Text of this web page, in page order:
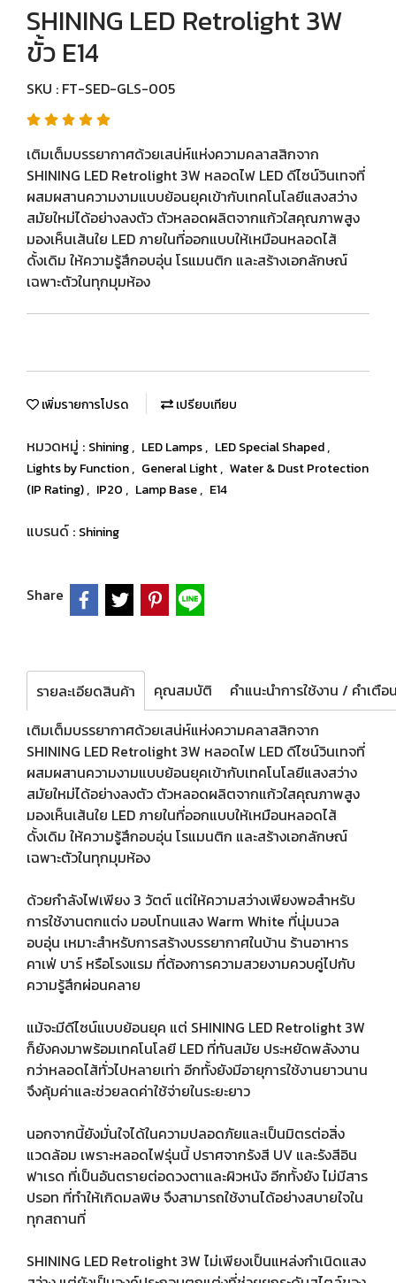
SHINING LED Retrolight 3W
ขั้ว E14
SKU : FT-SED-GLS-005
เติมเต็มบรรยากาศด้วยเสน่ห์แห่งความคลาสสิกจาก
SHINING LED Retrolight 3W หลอดไฟ LED ดีไซน์วินเทจที่
ผสมผสานความงามแบบย้อนยุคเข้ากับเทคโนโลยีแสงสว่าง
สมัยใหม่ได้อย่างลงตัว ตัวหลอดผลิตจากแก้วใสคุณภาพสูง
มองเห็นเส้นใย LED ภายในที่ออกแบบให้เหมือนหลอดไส้
ดั้งเดิม ให้ความรู้สึกอบอุ่น โรแมนติก และสร้างเอกลักษณ์
เฉพาะตัวในทุกมุมห้อง
เพิ่มรายการโปรด เปรียบเทียบ
หมวดหมู่ : Shining, LED Lamps, LED Special Shaped,
Lights by Function, General Light, Water & Dust Protection
(IP Rating), IP20 , Lamp Base, E14
แบรนด์ : Shining
Share
รายละเอียดสินค้า
คุณสมบัติ
เติมเต็มบรรยากาศด้วยเสน่ห์แห่งความคลาสสิกจาก
SHINING LED Retrolight 3W หลอดไฟ LED ดีไซน์วินเทจที่
ผสมผสานความงามแบบย้อนยุคเข้ากับเทคโนโลยีแสงสว่าง
สมัยใหม่ได้อย่างลงตัว ตัวหลอดผลิตจากแก้วใสคุณภาพสูง
มองเห็นเส้นใย LED ภายในที่ออกแบบให้เหมือนหลอดไส้
ดั้งเดิม ให้ความรู้สึกอบอุ่น โรแมนติก และสร้างเอกลักษณ์
เฉพาะตัวในทุกมุมห้อง
ด้วยกำลังไฟเพียง 3 วัตต์ แต่ให้ความสว่างเพียงพอสำหรับ
การใช้งานตกแต่ง มอบโทนแสง Warm White ที่นุ่มนวล
อบอุ่น เหมาะสำหรับการสร้างบรรยากาศในบ้าน ร้านอาหาร
คาเฟ่ บาร์ หรือโรงแรม ที่ต้องการความสวยงามควบคู่ไปกับ
ความรู้สึกผ่อนคลาย
แม้จะมีดีไซน์แบบย้อนยุค แต่ SHINING LED Retrolight 3W
ก็ยังคงมาพร้อมเทคโนโลยี LED ที่ทันสมัย ประหยัดพลังงาน
กว่าหลอดไส้ทั่วไปหลายเท่า อีกทั้งยังมีอายุการใช้งานยาวนาน
จึงคุ้มค่าและช่วยลดค่าใช้จ่ายในระยะยาว
นอกจากนี้ยังมั่นใจได้ในความปลอดภัยและเป็นมิตรต่อสิ่ง
แวดล้อม เพราะหลอดไฟรุ่นนี้ ปราศจากรังสี UV และรังสีอิน
ฟาเรด ที่เป็นอันตรายต่อดวงตาและผิวหนัง อีกทั้งยัง ไม่มีสาร
ปรอท ที่ทำให้เกิดมลพิษ จึงสามารถใช้งานได้อย่างสบายใจใน
ทุกสถานที่
SHINING LED Retrolight 3W ไม่เพียงเป็นแหล่งกำเนิดแสง